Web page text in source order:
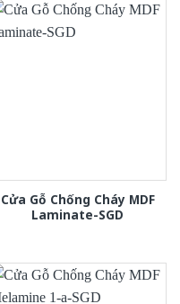
Cửa Gỗ Chống Cháy MDF
Laminate-SGD